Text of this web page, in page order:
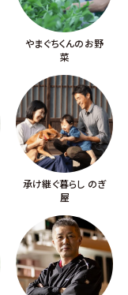
やまぐちくんのお野
菜
承け継ぐ暮らし のぎ
屋